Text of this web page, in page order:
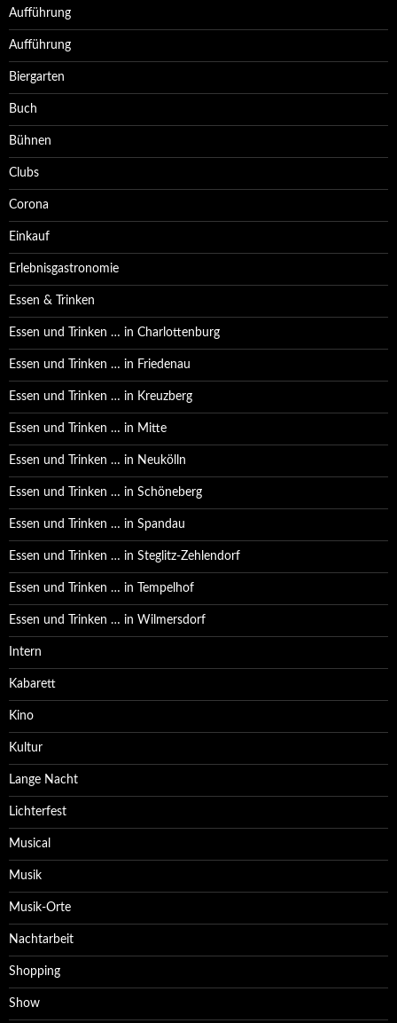
Aufführung
Aufführung
Biergarten
Buch
Bühnen
Clubs
Corona
Einkauf
Erlebnisgastronomie
Essen & Trinken
Essen und Trinken … in Charlottenburg
Essen und Trinken … in Friedenau
Essen und Trinken … in Kreuzberg
Essen und Trinken … in Mitte
Essen und Trinken … in Neukölln
Essen und Trinken … in Schöneberg
Essen und Trinken … in Spandau
Essen und Trinken … in Steglitz-Zehlendorf
Essen und Trinken … in Tempelhof
Essen und Trinken … in Wilmersdorf
Intern
Kabarett
Kino
Kultur
Lange Nacht
Lichterfest
Musical
Musik
Musik-Orte
Nachtarbeit
Shopping
Show